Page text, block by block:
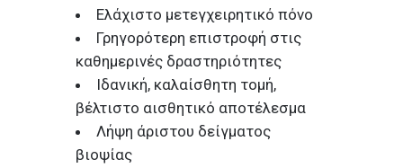
Ελάχιστο μετεγχειρητικό πόνο
Γρηγορότερη επιστροφή στις
καθημερινές δραστηριότητες
Ιδανική, καλαίσθητη τομή,
βέλτιστο αισθητικό αποτέλεσμα
Λήψη άριστου δείγματος
βιοψίας